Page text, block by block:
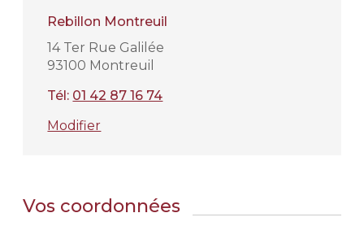
Rebillon Montreuil
14 Ter Rue Galilée
93100 Montreuil
Tél: 01 42 87 16 74
Modifier
Vos coordonnées